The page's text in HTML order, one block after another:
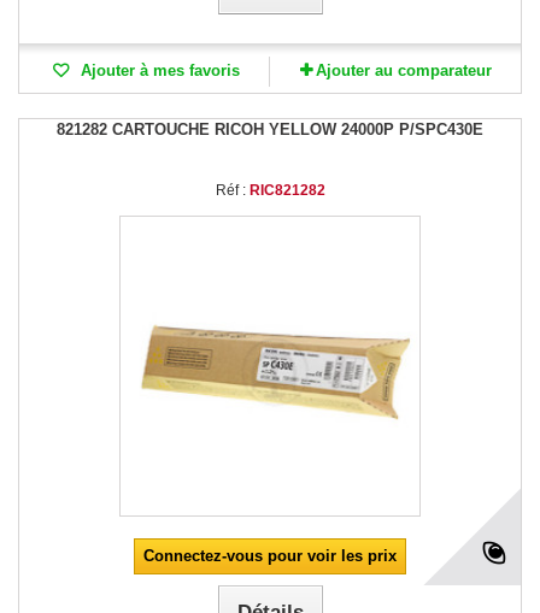
Ajouter à mes favoris Ajouter au comparateur
821282 CARTOUCHE RICOH YELLOW 24000P P/SPC430E
Réf : RIC821282
Connectez-vous pour voir les prix